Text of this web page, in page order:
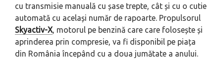
cu transmisie manuală cu șase trepte, cât și cu o cutie
automată cu același număr de rapoarte. Propulsorul
Skyactiv-X, motorul pe benzină care care folosește și
aprinderea prin compresie, va fi disponibil pe piața
din România începând cu a doua jumătate a anului.